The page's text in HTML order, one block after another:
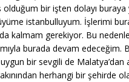
olduğum bir işten dolayı
istanbulluyum. İşlerimi
kalmam gerekiyor. Bu
burada devam edeceğim.
bir sevgili de Malatya’dan
herhangi bir şehirde